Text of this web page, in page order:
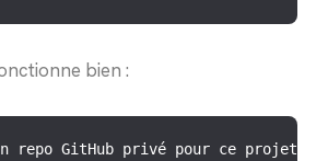
bien :
GitHub privé pour ce projet